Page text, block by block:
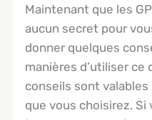
Maintenant que les
aucun secret pour
donner quelques
manières d’utiliser
conseils sont
que vous choisirez.